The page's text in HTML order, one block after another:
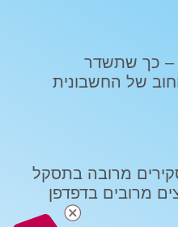
– כך שתשדר
החוב של החשבונית
מרובה בתסקל
מרובים בדפדפן